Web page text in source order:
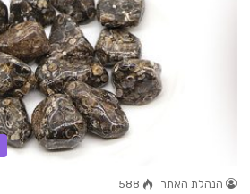
הנהלת האתר 588